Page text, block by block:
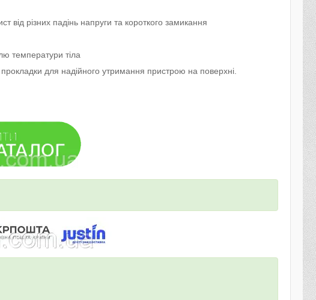
від різних падінь напруги та короткого замикання
температури тіла
прокладки для надійного утримання пристрою на поверхні.